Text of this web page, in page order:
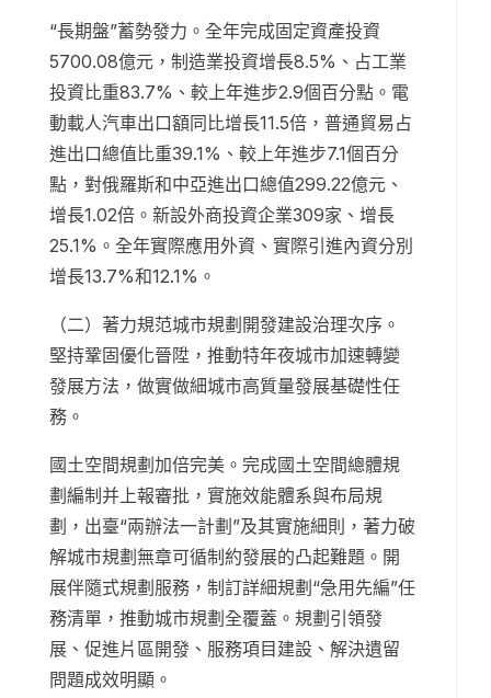
“長期盤”蓄勢發力。全年完成固定資產投資
5700.08億元，制造業投資增長8.5%、占工業
投資比重83.7%、較上年進步2.9個百分點。電
動載人汽車出口額同比增長11.5倍，普通貿易占
進出口總值比重39.1%、較上年進步7.1個百分
點，對俄羅斯和中亞進出口總值299.22億元、
增長1.02倍。新設外商投資企業309家、增長
25.1%。全年實際應用外資、實際引進內資分別
增長13.7%和12.1%。
（二）著力規范城市規劃開發建設治理次序。
堅持鞏固優化晉陞，推動特年夜城市加速轉變
發展方法，做實做細城市高質量發展基礎性任
務。
國土空間規劃加倍完美。完成國土空間總體規
劃編制并上報審批，實施效能體系與布局規
劃，出臺“兩辦法一計劃”及其實施細則，著力破
解城市規劃無章可循制約發展的凸起難題。開
展伴隨式規劃服務，制訂詳細規劃“急用先編”任
務清單，推動城市規劃全覆蓋。規劃引領發
展、促進片區開發、服務項目建設、解決遺留
問題成效明顯。